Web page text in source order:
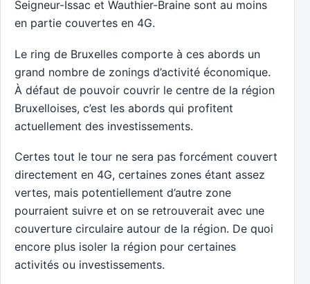
Seigneur-Issac et Wauthier-Braine sont au moins
en partie couvertes en 4G.
Le ring de Bruxelles comporte à ces abords un
grand nombre de zonings d’activité économique.
À défaut de pouvoir couvrir le centre de la région
Bruxelloises, c’est les abords qui profitent
actuellement des investissements.
Certes tout le tour ne sera pas forcément couvert
directement en 4G, certaines zones étant assez
vertes, mais potentiellement d’autre zone
pourraient suivre et on se retrouverait avec une
couverture circulaire autour de la région. De quoi
encore plus isoler la région pour certaines
activités ou investissements.